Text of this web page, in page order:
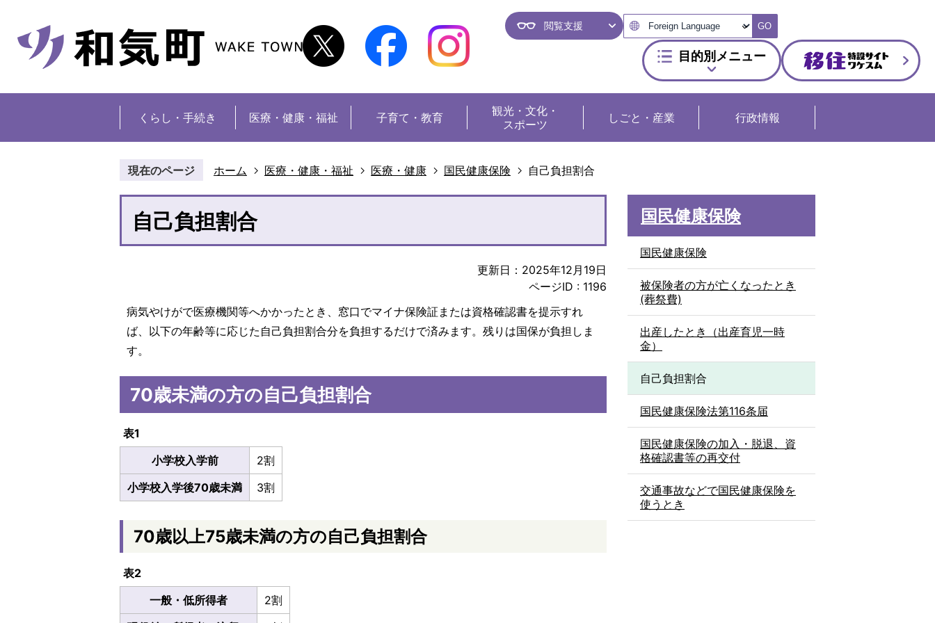
閲覧支援 GO
目的別メニュー
くらし・手続き 医療・健康・福祉 子育て・教育 観光・文化・
スポーツ
しごと・産業 行政情報
現在のページ ホーム 医療・健康・福祉 医療・健康 国民健康保険 自己負担割合
自己負担割合
更新日：2025年12月19日
ページID : 1196
病気やけがで医療機関等へかかったとき、窓口でマイナ保険証または資格確認書を提示すれ
ば、以下の年齢等に応じた自己負担割合分を負担するだけで済みます。残りは国保が負担しま
す。
70歳未満の方の自己負担割合
表1
小学校入学前
2割
小学校入学後70歳未満
3割
70歳以上75歳未満の方の自己負担割合
表2
一般・低所得者
2割
国民健康保険
国民健康保険
被保険者の方が亡くなったとき
(葬祭費)
出産したとき（出産育児一時
金）
自己負担割合
国民健康保険法第116条届
国民健康保険の加入・脱退、資
格確認書等の再交付
交通事故などで国民健康保険を
使うとき